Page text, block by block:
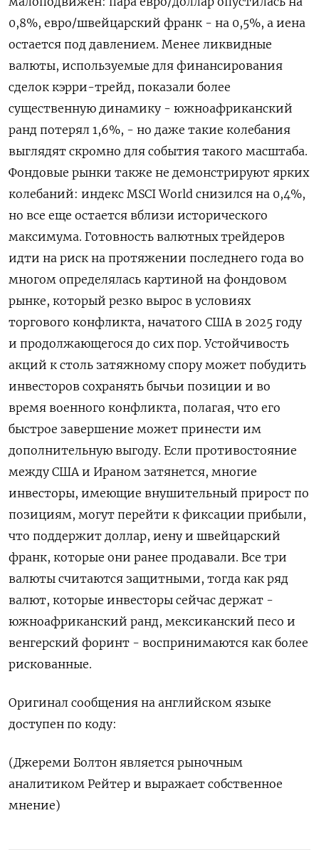
0,8%, евро/швейцарский франк - на 0,5%, а ​иена
остается под ​давлением. Менее ​ликвидные
валюты, используемые ⁠для финансирования
сделок кэрри-трейд, показали более
существенную ‌динамику - южноафриканский
ранд потерял 1,6%, - но ‌даже такие колебания
выглядят скромно для события такого масштаба.
Фондовые рынки ​также не демонстрируют ярких
колебаний: индекс MSCI World снизился ‌на 0,4%,
но все еще остается вблизи исторического ​
максимума. Готовность валютных трейдеров
идти на риск на протяжении последнего года ‌во
многом определялась картиной на фондовом
рынке, который резко вырос в условиях
торгового конфликта, начатого США в ​2025 году ​
и продолжающегося до ‌сих пор. Устойчивость
акций к столь затяжному спору может ​побудить
инвесторов сохранять бычьи позиции и во
время военного конфликта, полагая, что его
быстрое завершение может принести им
дополнительную выгоду. Если противостояние
между США и Ираном затянется, многие
инвесторы, имеющие внушительный прирост по
позициям, могут перейти к фиксации прибыли,
что поддержит ​доллар, иену и швейцарский
⁠франк, которые они ранее продавали. Все три
валюты считаются защитными, тогда как ряд
‌валют, которые инвесторы сейчас держат -
южноафриканский ранд, мексиканский ‌песо и
венгерский форинт - воспринимаются как более
рискованные.
Оригинал сообщения на английском ​языке
доступен по коду:
(Джереми Болтон является рыночным
‌аналитиком Рейтер и выражает собственное
мнение)